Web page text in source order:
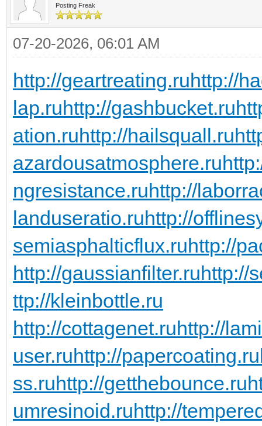
Posting Freak
07-20-2026, 06:01 AM
http://geartreating.ruhttp://
lap.ruhttp://gashbucket.ru
ation.ruhttp://hailsquall.ru
azardousatmosphere.ru
ngresistance.ruhttp://
landuseratio.ruhttp://
semiasphalticflux.ruhttp://
http://gaussianfilter.ruhttp://
ttp://kleinbottle.ru
http://cottagenet.ruhttp://
user.ruhttp://papercoating.ru
ss.ruhttp://getthebounce.ru
umresinoid.ruhttp://